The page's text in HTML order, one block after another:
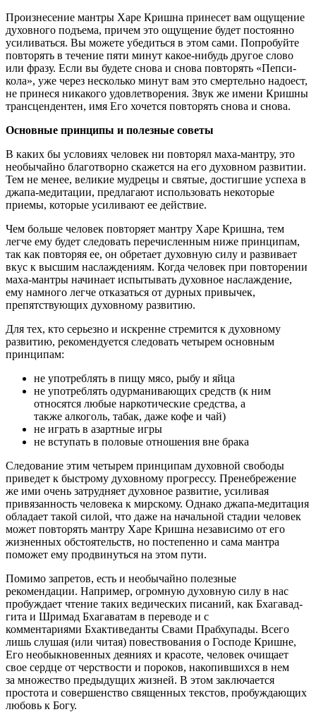
Произнесение мантры Харе Кришна принесет вам ощущение
духовного подъема, причем это ощущение будет постоянно
усиливаться. Вы можете убедиться в этом сами. Попробуйте
повторять в течение пяти минут какое-нибудь другое слово
или фразу. Если вы будете снова и снова повторять «Пепси-
кола», уже через несколько минут вам это смертельно надоест,
не принеся никакого удовлетворения. Звук же имени Кришны
трансцендентен, имя Его хочется повторять снова и снова.
Основные принципы и полезные советы
В каких бы условиях человек ни повторял маха-мантру, это
необычайно благотворно скажется на его духовном развитии.
Тем не менее, великие мудрецы и святые, достигшие успеха в
джапа-медитации, предлагают использовать некоторые
приемы, которые усиливают ее действие.
Чем больше человек повторяет мантру Харе Кришна, тем
легче ему будет следовать перечисленным ниже принципам,
так как повторяя ее, он обретает духовную силу и развивает
вкус к высшим наслаждениям. Когда человек при повторении
маха-мантры начинает испытывать духовное наслаждение,
ему намного легче отказаться от дурных привычек,
препятствующих духовному развитию.
Для тех, кто серьезно и искренне стремится к духовному
развитию, рекомендуется следовать четырем основным
принципам:
не употреблять в пищу мясо, рыбу и яйца
не употреблять одурманивающих средств (к ним
относятся любые наркотические средства, а
также алкоголь, табак, даже кофе и чай)
не играть в азартные игры
не вступать в половые отношения вне брака
Следование этим четырем принципам духовной свободы
приведет к быстрому духовному прогрессу. Пренебрежение
же ими очень затрудняет духовное развитие, усиливая
привязанность человека к мирскому. Однако джапа-медитация
обладает такой силой, что даже на начальной стадии человек
может повторять мантру Харе Кришна независимо от его
жизненных обстоятельств, но постепенно и сама мантра
поможет ему продвинуться на этом пути.
Помимо запретов, есть и необычайно полезные
рекомендации. Например, огромную духовную силу в нас
пробуждает чтение таких ведических писаний, как Бхагавад-
гита и Шримад Бхагаватам в переводе и с
комментариями Бхактиведанты Свами Прабхупады. Всего
лишь слушая (или читая) повествования о Господе Кришне,
Его необыкновенных деяниях и красоте, человек очищает
свое сердце от черствости и пороков, накопившихся в нем
за множество предыдущих жизней. В этом заключается
простота и совершенство священных текстов, пробуждающих
любовь к Богу.